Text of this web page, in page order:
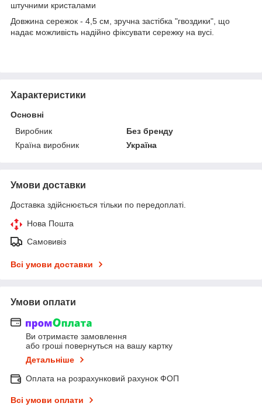
штучними кристалами
Довжина сережок - 4,5 см, зручна застібка "гвоздики", що
надає можливість надійно фіксувати сережку на вусі.
Характеристики
Основні
Виробник
Без бренду
Країна виробник
Україна
Умови доставки
Доставка здійснюється тільки по передоплаті.
Нова Пошта
Самовивіз
Всі умови доставки
Умови оплати
Ви отримаєте замовлення
або гроші повернуться на вашу картку
Детальніше
Оплата на розрахунковий рахунок ФОП
Всі умови оплати